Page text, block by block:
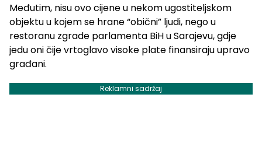
Međutim, nisu ovo cijene u nekom ugostiteljskom
objektu u kojem se hrane “obični” ljudi, nego u
restoranu zgrade parlamenta BiH u Sarajevu, gdje
jedu oni čije vrtoglavo visoke plate finansiraju upravo
građani.
Reklamni sadržaj